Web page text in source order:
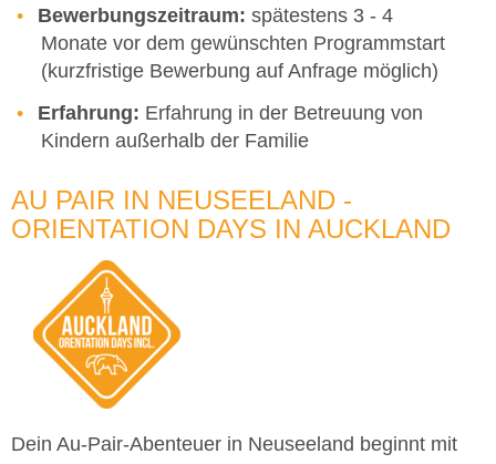
Bewerbungszeitraum: spätestens 3 - 4
Monate vor dem gewünschten Programmstart
(kurzfristige Bewerbung auf Anfrage möglich)
Erfahrung: Erfahrung in der Betreuung von
Kindern außerhalb der Familie
AU PAIR IN NEUSEELAND -
ORIENTATION DAYS IN AUCKLAND
Dein Au-Pair-Abenteuer in Neuseeland beginnt mit